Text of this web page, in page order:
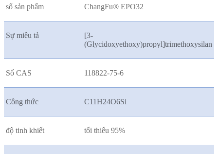
số sản phẩm ChangFu® EPO32
Sự miêu tả
[3-
(Glycidoxyethoxy)propyl]trimethoxysilan
Số CAS 118822-75-6
Công thức C11H24O6Si
độ tinh khiết tối thiểu 95%